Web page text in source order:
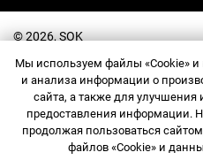
©️ 2026, SOK
Политика обработки
Прайс-лист
Правила посещения
Правила использования
Согласие на обработку
Договор оферта Сообщества
Правила Сообщества
Мы используем файлы «Cookie»
и анализа информации о
сайта, а также для
предоставления информации.
продолжая пользоваться
файлов «Cookie» и